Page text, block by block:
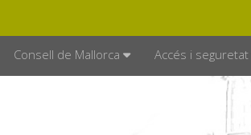
Consell de Mallorca Accés i seguretat